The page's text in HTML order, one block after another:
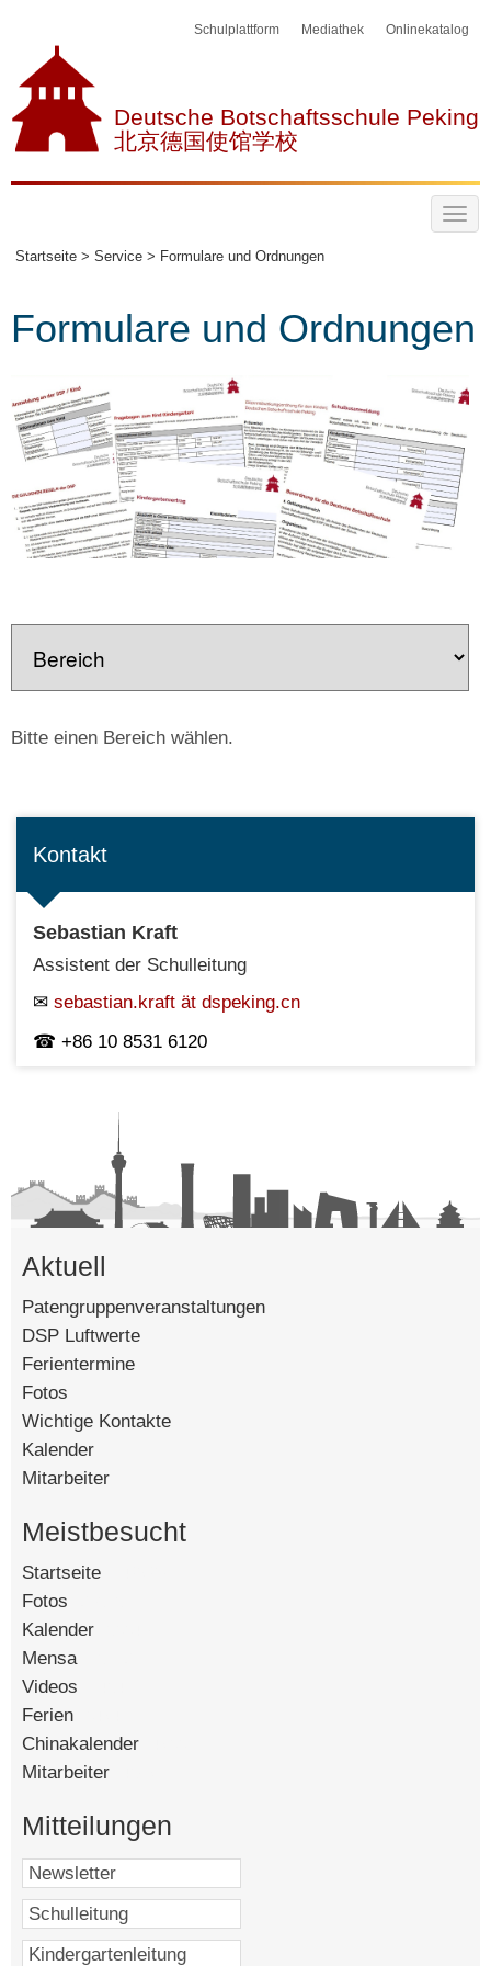
Onlinekatalog
Mediathek
Schulplattform
Deutsche Botschaftsschule Peking
北京德国使馆学校
Startseite > Service > Formulare und Ordnungen
Formulare und Ordnungen
Bitte einen Bereich wählen.
Kontakt
Sebastian Kraft
Assistent der Schulleitung
sebastian.kraft ät dspeking.cn
+86 10 8531 6120
Aktuell
Patengruppenveranstaltungen
DSP Luftwerte
Ferientermine
Fotos
Wichtige Kontakte
Kalender
Mitarbeiter
Meistbesucht
Startseite
Fotos
Kalender
Mensa
Videos
Ferien
Chinakalender
Mitarbeiter
Mitteilungen